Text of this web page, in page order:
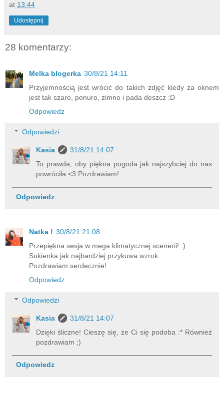
at 13:44
Udostępnij
28 komentarzy:
Melka blogerka 30/8/21 14:11
Przyjemnością jest wrócić do takich zdjęć kiedy za oknem
jest tak szaro, ponuro, zimno i pada deszcz :D
Odpowiedz
Odpowiedzi
Kasia
31/8/21 14:07
To prawda, oby piękna pogoda jak najszybciej do nas
powróciła <3 Pozdrawiam!
Odpowiedz
Natka ! 30/8/21 21:08
Przepiękna sesja w mega klimatycznej scenerii! :)
Sukienka jak najbardziej przykuwa wzrok.
Pozdrawiam serdecznie!
Odpowiedz
Odpowiedzi
Kasia
31/8/21 14:07
Dzięki śliczne! Cieszę się, że Ci się podoba :* Również
pozdrawiam ;)
Odpowiedz